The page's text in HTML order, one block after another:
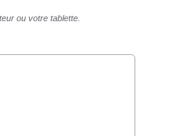
ou votre tablette.